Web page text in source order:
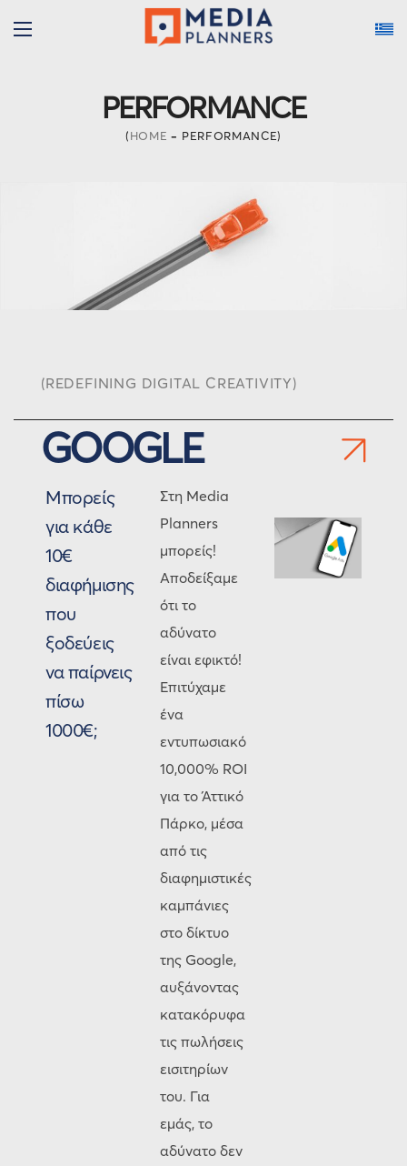
PERFORMANCE
HOME PERFORMANCE
(REDEFINING DIGITAL CREATIVITY)
GOOGLE
Μπορείς
για κάθε
10€
διαφήμισης
που
ξοδεύεις
να παίρνεις
πίσω
1000€;
Στη Media
Planners
μπορείς!
Αποδείξαμε
ότι το
αδύνατο
είναι εφικτό!
Επιτύχαμε
ένα
εντυπωσιακό
10,000% ROI
για το Άττικό
Πάρκο, μέσα
από τις
διαφημιστικές
καμπάνιες
στο δίκτυο
της Google,
αυξάνοντας
κατακόρυφα
τις πωλήσεις
εισιτηρίων
του. Για
εμάς, το
αδύνατο δεν